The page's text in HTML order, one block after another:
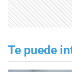
Te puede